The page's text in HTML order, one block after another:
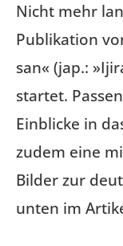
Nicht mehr
Publikation
san« (jap.:
startet.
Einblicke in
zudem eine
Bilder zur
unten im